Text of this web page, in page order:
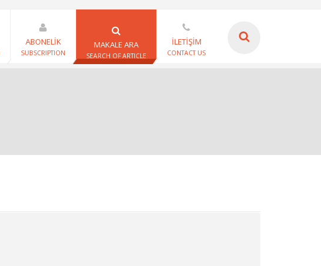
ABONELİK
SUBSCRIPTION
MAKALE ARA
SEARCH OF ARTICLE
İLETİŞİM
CONTACT US